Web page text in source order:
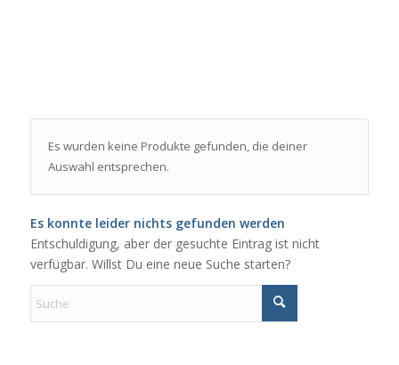
Es wurden keine Produkte gefunden, die deiner
Auswahl entsprechen.
Es konnte leider nichts gefunden werden
Entschuldigung, aber der gesuchte Eintrag ist nicht
verfügbar. Willst Du eine neue Suche starten?